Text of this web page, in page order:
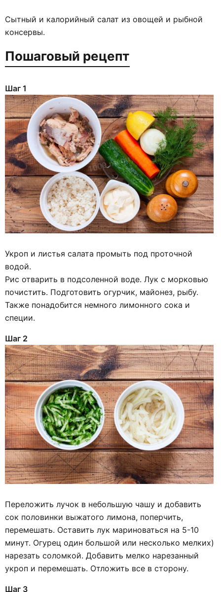
Сытный и калорийный салат из овощей и рыбной
консервы.
Пошаговый рецепт
Шаг 1
Укроп и листья салата промыть под проточной
водой.
Рис отварить в подсоленной воде. Лук с морковью
почистить. Подготовить огурчик, майонез, рыбу.
Также понадобится немного лимонного сока и
специи.
Шаг 2
Переложить лучок в небольшую чашу и добавить
сок половинки выжатого лимона, поперчить,
перемешать. Оставить лук мариноваться на 5-10
минут. Огурец один большой или несколько мелких)
нарезать соломкой. Добавить мелко нарезанный
укроп и перемешать. Отложить все в сторону.
Шаг 3